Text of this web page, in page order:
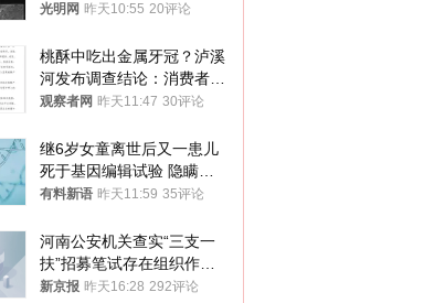
光明网 昨天10:55 20评论
桃酥中吃出金属牙冠？泸溪
河发布调查结论：消费者已
澄清，所发视频情况不属实
观察者网 昨天11:47 30评论
继6岁女童离世后又一患儿
死于基因编辑试验 隐瞒一
年才对外披露
有料新语 昨天11:59 35评论
河南公安机关查实“三支一
扶”招募笔试存在组织作弊
犯罪行为
新京报 昨天16:28 292评论